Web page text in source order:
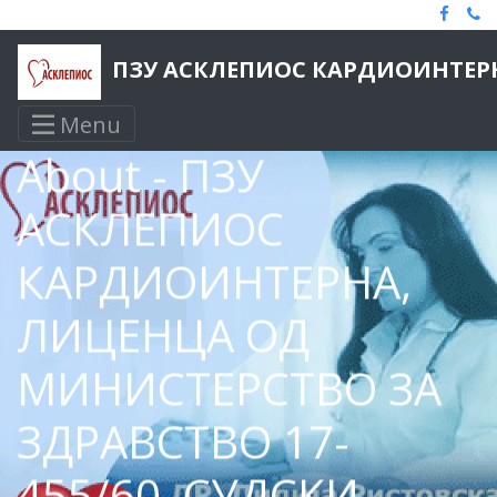
ПЗУ АСКЛЕПИОС
Menu
About - ПЗУ
АСКЛЕПИОС
КАРДИОИНТЕРНА,
ЛИЦЕНЦА ОД
МИНИСТЕРСТВО ЗА
ЗДРАВСТВО 17-